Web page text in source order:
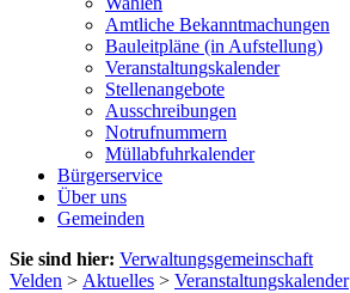
Amtliche Bekanntmachungen
Bauleitpläne (in Aufstellung)
Veranstaltungskalender
Stellenangebote
Ausschreibungen
Notrufnummern
Müllabfuhrkalender
Bürgerservice
Über uns
Gemeinden
Sie sind hier: Verwaltungsgemeinschaft
Velden > Aktuelles > Veranstaltungskalender